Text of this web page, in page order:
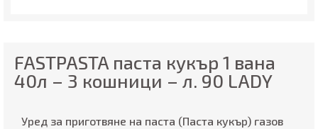
FASTPASTA паста кукър 1 вана
40л – 3 кошници – л. 90 LADY
Уред за приготвяне на паста (Паста кукър) газов